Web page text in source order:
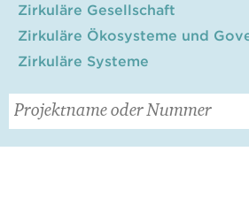
Zirkuläre Gesellschaft
Zirkuläre Ökosysteme und
Zirkuläre Systeme